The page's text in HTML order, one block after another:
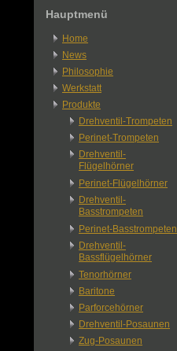
Hauptmenü
Home
News
Philosophie
Werkstatt
Produkte
Drehventil-Trompeten
Perinet-Trompeten
Drehventil-
Flügelhörner
Perinet-Flügelhörner
Drehventil-
Basstrompeten
Perinet-Basstrompeten
Drehventil-
Bassflügelhörner
Tenorhörner
Baritone
Parforcehörner
Drehventil-Posaunen
Zug-Posaunen